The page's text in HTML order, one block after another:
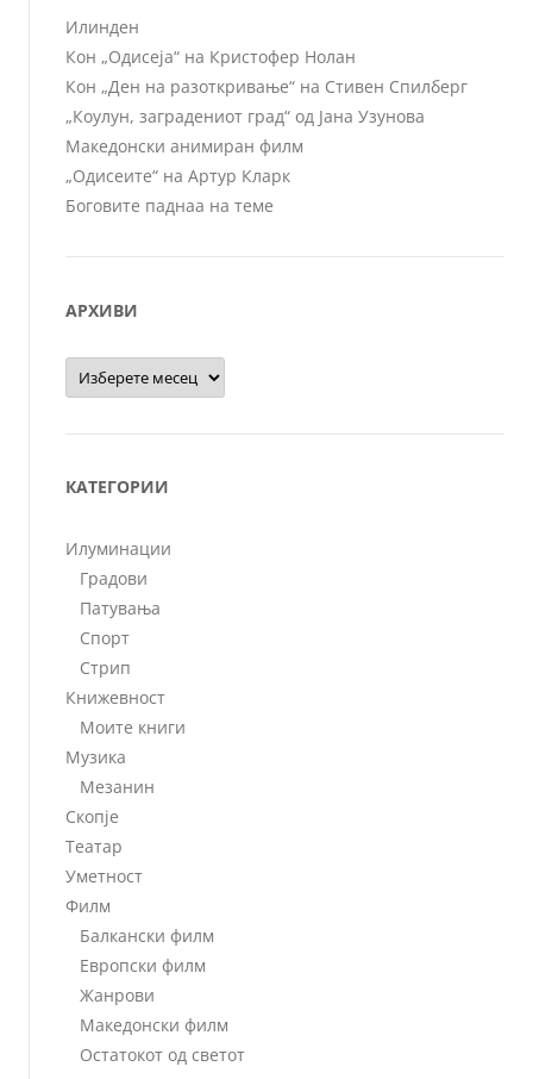
Илинден
Кон „Одисеја“ на Кристофер Нолан
Кон „Ден на разоткривање“ на Стивен Спилберг
„Коулун, заградениот град“ од Јана Узунова
Македонски анимиран филм
„Одисеите“ на Артур Кларк
Боговите паднаа на теме
АРХИВИ
Архиви
КАТЕГОРИИ
Илуминации
Градови
Патувања
Спорт
Стрип
Книжевност
Моите книги
Музика
Мезанин
Скопје
Театар
Уметност
Филм
Балкански филм
Европски филм
Жанрови
Македонски филм
Остатокот од светот